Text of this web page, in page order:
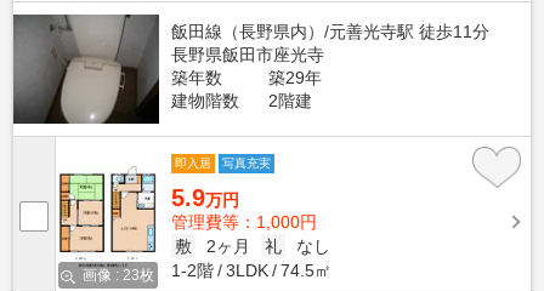
飯田線（長野県内）/元善光寺駅 徒歩11分
長野県飯田市座光寺
築年数
築29年
建物階数
2階建
画像 : 23枚
即入居 写真充実
5.9万円
管理費等：1,000円
敷
2ヶ月 礼
なし
1-2階
3LDK 74.5㎡